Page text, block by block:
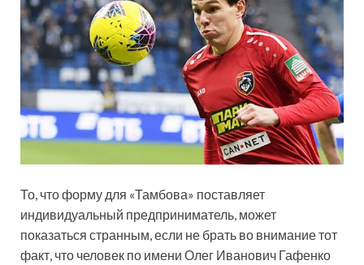
То, что форму для «Тамбова» поставляет
индивидуальный предприниматель, может
показаться странным, если не брать во внимание тот
факт, что человек по имени Олег Иванович Гафенко